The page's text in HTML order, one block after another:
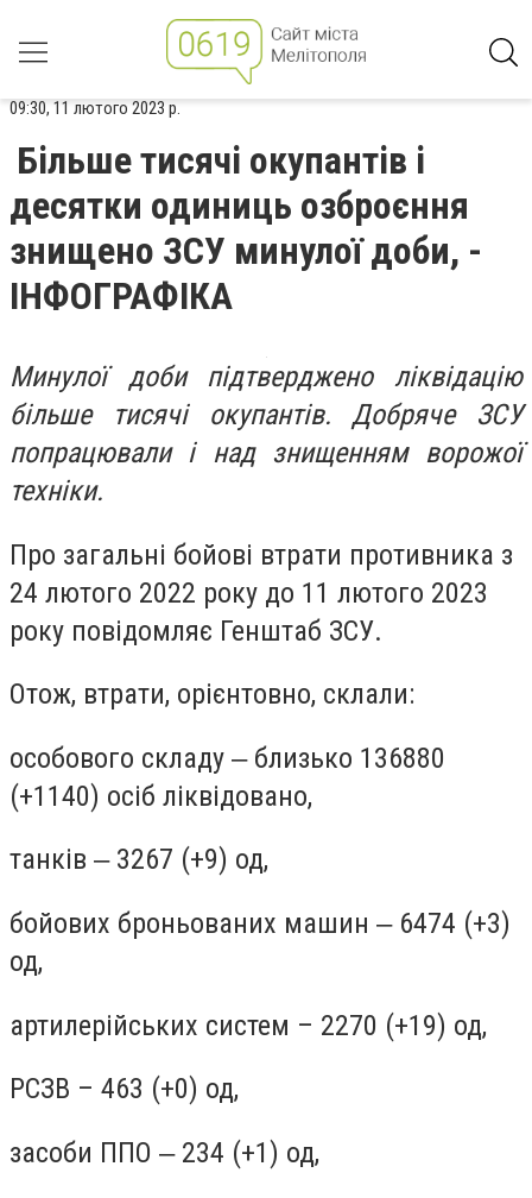
09:30, 11 лютого 2023 р.
Більше тисячі окупантів і
десятки одиниць озброєння
знищено ЗСУ минулої доби, -
ІНФОГРАФІКА
Минулої доби підтверджено ліквідацію
більше тисячі окупантів. Добряче ЗСУ
попрацювали і над знищенням ворожої
техніки.
Про загальні бойові втрати противника з
24 лютого 2022 року до 11 лютого 2023
року повідомляє Генштаб ЗСУ.
Отож, втрати, орієнтовно, склали:
особового складу ‒ близько 136880
(+1140) осіб ліквідовано,
танків ‒ 3267 (+9) од,
бойових броньованих машин ‒ 6474 (+3)
од,
артилерійських систем – 2270 (+19) од,
РСЗВ – 463 (+0) од,
засоби ППО ‒ 234 (+1) од,